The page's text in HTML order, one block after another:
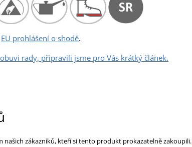
EU prohlášení o shodě.
rady, připravili jsme pro Vás krátký článek.
našich zákazníků, kteří si tento produkt prokazatelně zakoupili.